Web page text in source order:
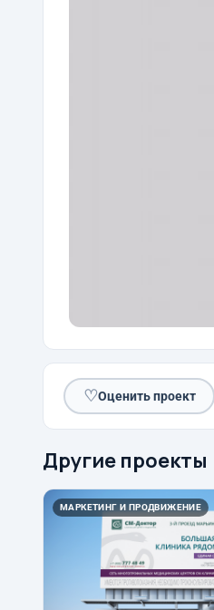
♡Оценить проект
Другие проекты
МАРКЕТИНГ И ПРОДВИЖЕНИЕ